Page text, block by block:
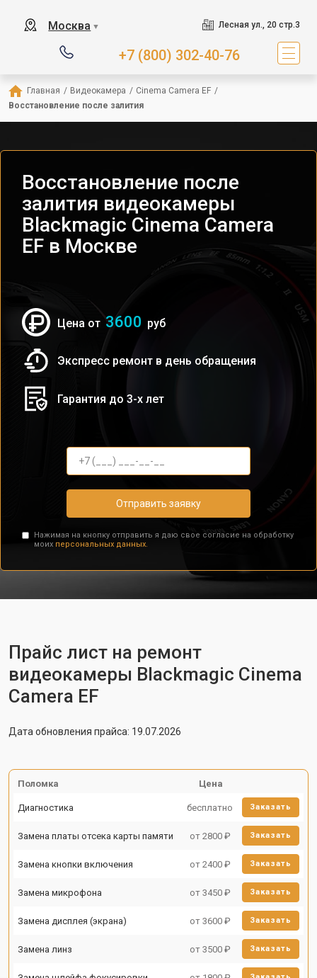
Москва ▼ Лесная ул., 20 стр.3
+7 (800) 302-40-76
Главная / Видеокамера / Cinema Camera EF /
Восстановление после залития
Восстановление после
залития видеокамеры
Blackmagic Cinema Camera
EF в Москве
Цена от 3600 руб
Экспресс ремонт в день обращения
Гарантия до 3-х лет
Отправить заявку
Нажимая на кнопку отправить я даю свое согласие на обработку
моих персональных данных.
Прайс лист на ремонт
видеокамеры Blackmagic Cinema
Camera EF
Дата обновления прайса: 19.07.2026
Поломка Цена
Диагностика бесплатно Заказать
Замена платы отсека карты памяти от 2800 ₽ Заказать
Замена кнопки включения от 2400 ₽ Заказать
Замена микрофона от 3450 ₽ Заказать
Замена дисплея (экрана) от 3600 ₽ Заказать
Замена линз от 3500 ₽ Заказать